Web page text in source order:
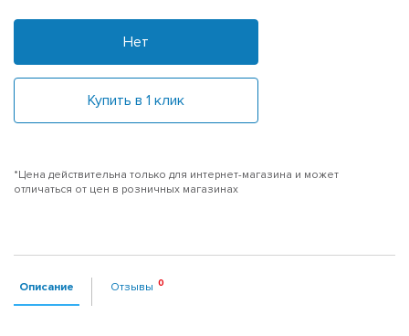
Нет
Купить в 1 клик
*Цена действительна только для интернет-магазина и может
отличаться от цен в розничных магазинах
Описание Отзывы